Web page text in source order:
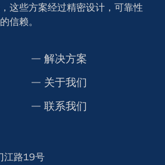
这些方案经过精密设计，可靠性
信赖。
解决方案
关于我们
联系我们
江路19号